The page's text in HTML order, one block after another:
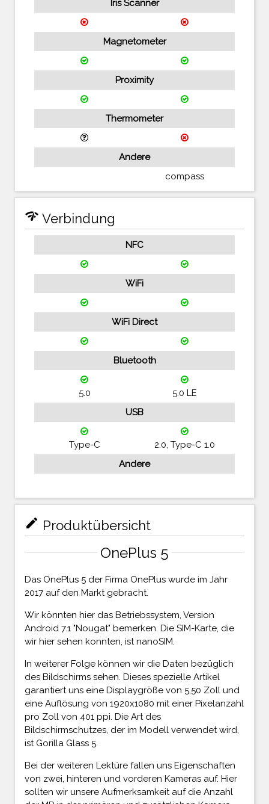
Iris Scanner
Magnetometer
Proximity
Thermometer
Andere
compass
network_check Verbindung
NFC
WiFi
WiFi Direct
Bluetooth
5.0
5.0 LE
USB
Type-C
2.0, Type-C 1.0
Andere
mode_edit Produktübersicht
OnePlus 5
Das OnePlus 5 der Firma OnePlus wurde im Jahr
2017 auf den Markt gebracht.
Wir könnten hier das Betriebssystem, Version
Android 7.1 "Nougat" bemerken. Die SIM-Karte, die
wir hier sehen konnten, ist nanoSIM.
In weiterer Folge können wir die Daten bezüglich
des Bildschirms sehen. Dieses spezielle Artikel
garantiert uns eine Displaygröße von 5,50 Zoll und
eine Auflösung von 1920x1080 mit einer Pixelanzahl
pro Zoll von 401 ppi. Die Art des
Bildschirmschutzes, der im Modell verwendet wird,
ist Gorilla Glass 5.
Bei der weiteren Lektüre fallen uns Eigenschaften
von zwei, hinteren und vorderen Kameras auf. Hier
sollten wir unsere Aufmerksamkeit auf die Anzahl